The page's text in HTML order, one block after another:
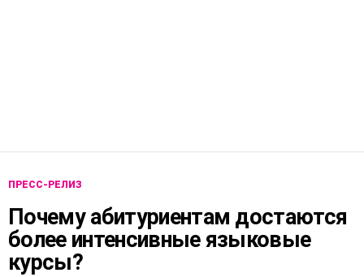
ПРЕСС-РЕЛИЗ
Почему абитуриентам достаются
более интенсивные языковые
курсы?